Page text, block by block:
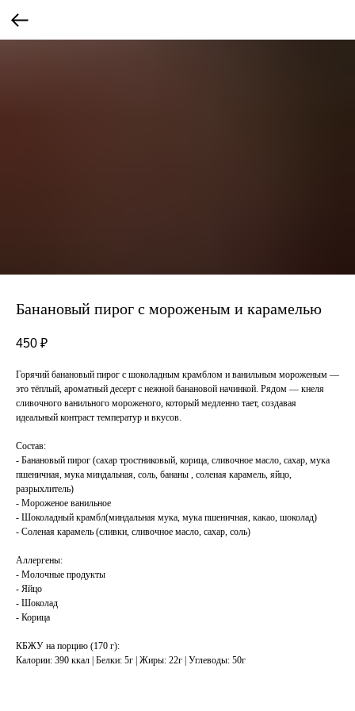
Банановый пирог с мороженым и карамелью
450 ₽
Горячий банановый пирог с шоколадным крамблом и ванильным мороженым —
это тёплый, ароматный десерт с нежной банановой начинкой. Рядом — кнеля
сливочного ванильного мороженого, который медленно тает, создавая
идеальный контраст температур и вкусов.
Состав:
- Банановый пирог (сахар тростниковый, корица, сливочное масло, сахар, мука
пшеничная, мука миндальная, соль, бананы , соленая карамель, яйцо,
разрыхлитель)
- Мороженое ванильное
- Шоколадный крамбл(миндальная мука, мука пшеничная, какао, шоколад)
- Соленая карамель (сливки, сливочное масло, сахар, соль)
Аллергены:
- Молочные продукты
- Яйцо
- Шоколад
- Корица
КБЖУ на порцию (170 г):
Калории: 390 ккал | Белки: 5г | Жиры: 22г | Углеводы: 50г